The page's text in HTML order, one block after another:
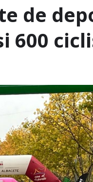
de
600